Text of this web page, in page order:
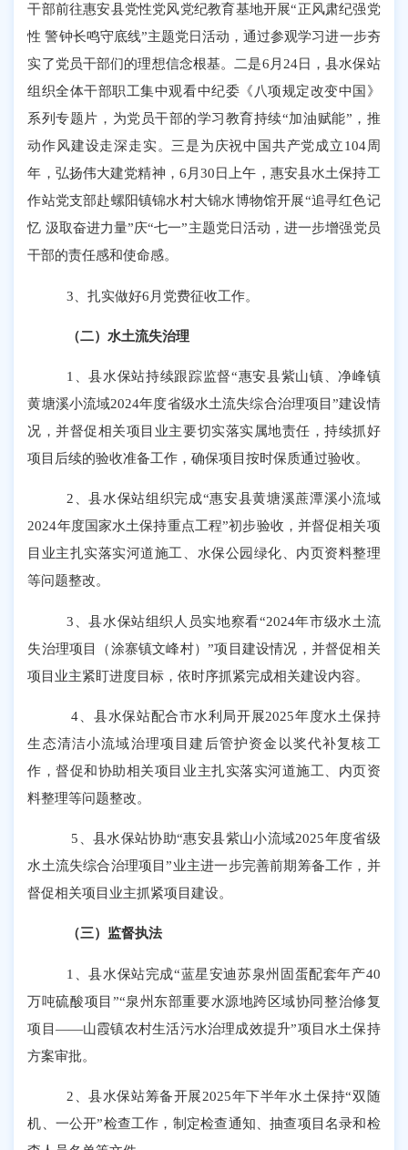
干部前往惠安县党性党风党纪教育基地开展“正风肃纪强党
性 警钟长鸣守底线”主题党日活动，通过参观学习进一步夯
实了党员干部们的理想信念根基。二是6月24日，县水保站
组织全体干部职工集中观看中纪委《八项规定改变中国》
系列专题片，为党员干部的学习教育持续“加油赋能”，推
动作风建设走深走实。三是为庆祝中国共产党成立104周
年，弘扬伟大建党精神，6月30日上午，惠安县水土保持工
作站党支部赴螺阳镇锦水村大锦水博物馆开展“追寻红色记
忆 汲取奋进力量”庆“七一”主题党日活动，进一步增强党员
干部的责任感和使命感。
3、扎实做好6月党费征收工作。
（二）水土流失治理
1、县水保站持续跟踪监督“惠安县紫山镇、净峰镇
黄塘溪小流域2024年度省级水土流失综合治理项目”建设情
况，并督促相关项目业主要切实落实属地责任，持续抓好
项目后续的验收准备工作，确保项目按时保质通过验收。
2、县水保站组织完成“惠安县黄塘溪蔗潭溪小流域
2024年度国家水土保持重点工程”初步验收，并督促相关项
目业主扎实落实河道施工、水保公园绿化、内页资料整理
等问题整改。
3、县水保站组织人员实地察看“2024年市级水土流
失治理项目（涂寨镇文峰村）”项目建设情况，并督促相关
项目业主紧盯进度目标，依时序抓紧完成相关建设内容。
4、县水保站配合市水利局开展2025年度水土保持
生态清洁小流域治理项目建后管护资金以奖代补复核工
作，督促和协助相关项目业主扎实落实河道施工、内页资
料整理等问题整改。
5、县水保站协助“惠安县紫山小流域2025年度省级
水土流失综合治理项目”业主进一步完善前期筹备工作，并
督促相关项目业主抓紧项目建设。
（三）监督执法
1、县水保站完成“蓝星安迪苏泉州固蛋配套年产40
万吨硫酸项目”“泉州东部重要水源地跨区域协同整治修复
项目——山霞镇农村生活污水治理成效提升”项目水土保持
方案审批。
2、县水保站筹备开展2025年下半年水土保持“双随
机、一公开”检查工作，制定检查通知、抽查项目名录和检